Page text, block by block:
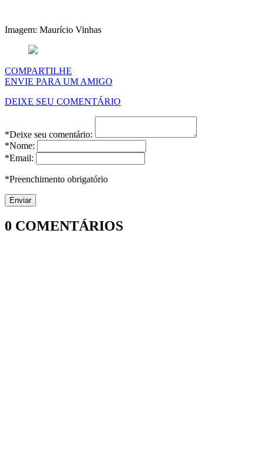
Imagem: Maurício Vinhas
COMPARTILHE
ENVIE PARA UM AMIGO
DEIXE SEU COMENTÁRIO
*Deixe seu comentário:
*Nome:
*Email:
*Preenchimento obrigatório
0 COMENTÁRIOS